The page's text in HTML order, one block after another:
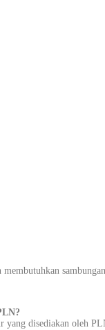
yang disediakan oleh